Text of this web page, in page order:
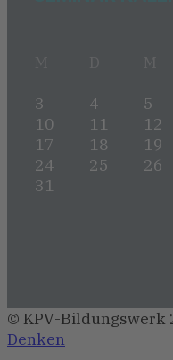
3
4 5
10
11 12
17
18 19
24
25 26
31
© KPV-Bildungswerk
Denken